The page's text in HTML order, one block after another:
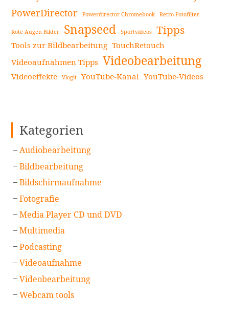
PowerDirector Powerdirector Chromebook Retro-Fotofilter
Rote Augen Bilder Snapseed Sportvideos Tipps
Tools zur Bildbearbeitung TouchRetouch
Videoaufnahmen Tipps Videobearbeitung
Videoeffekte Vlogit YouTube-Kanal YouTube-Videos
Kategorien
Audiobearbeitung
Bildbearbeitung
Bildschirmaufnahme
Fotografie
Media Player CD und DVD
Multimedia
Podcasting
Videoaufnahme
Videobearbeitung
Webcam tools